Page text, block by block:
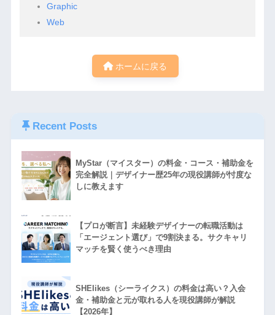
Graphic
Web
ホームに戻る
Recent Posts
MyStar（マイスター）の料金・コース・補助金を
完全解説｜デザイナー歴25年の現役講師が忖度な
しに教えます
【プロが断言】未経験デザイナーの転職活動は
「エージェント選び」で9割決まる。サクキャリ
マッチを賢く使うべき理由
SHElikes（シーライクス）の料金は高い？入会
金・補助金と元が取れる人を現役講師が解説
【2026年】